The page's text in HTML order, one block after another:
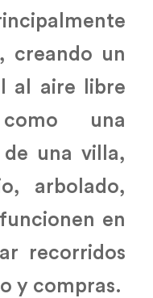
creando un
al aire libre
una
una villa,
arbolado,
en
recorridos
y compras.